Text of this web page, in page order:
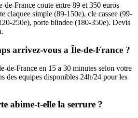
de-France coute entre 89 et 350 euros
claquee simple (89-150e), cle cassee (99-
250e), porte blindee (180-350e). Devis
arrivez-vous a Île-de-France ?
de-France en 15 a 30 minutes selon votre
des equipes disponibles 24h/24 pour les
abime-t-elle la serrure ?